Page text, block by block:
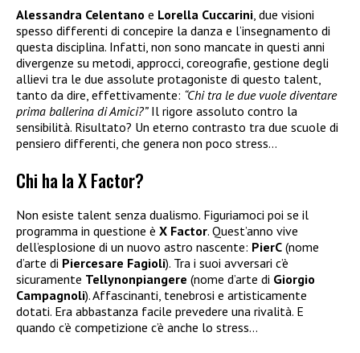
Alessandra Celentano e Lorella Cuccarini, due visioni
spesso differenti di concepire la danza e l’insegnamento di
questa disciplina. Infatti, non sono mancate in questi anni
divergenze su metodi, approcci, coreografie, gestione degli
allievi tra le due assolute protagoniste di questo talent,
tanto da dire, effettivamente: “Chi tra le due vuole diventare
prima ballerina di Amici?”Il rigore assoluto contro la
sensibilità. Risultato? Un eterno contrasto tra due scuole di
pensiero differenti, che genera non poco stress…
Chi ha la X Factor?
Non esiste talent senza dualismo. Figuriamoci poi se il
programma in questione è X Factor. Quest’anno vive
dell’esplosione di un nuovo astro nascente: PierC (nome
d’arte di Piercesare Fagioli). Tra i suoi avversari c’è
sicuramente Tellynonpiangere (nome d’arte di Giorgio
Campagnoli). Affascinanti, tenebrosi e artisticamente
dotati. Era abbastanza facile prevedere una rivalità. E
quando c’è competizione c’è anche lo stress…